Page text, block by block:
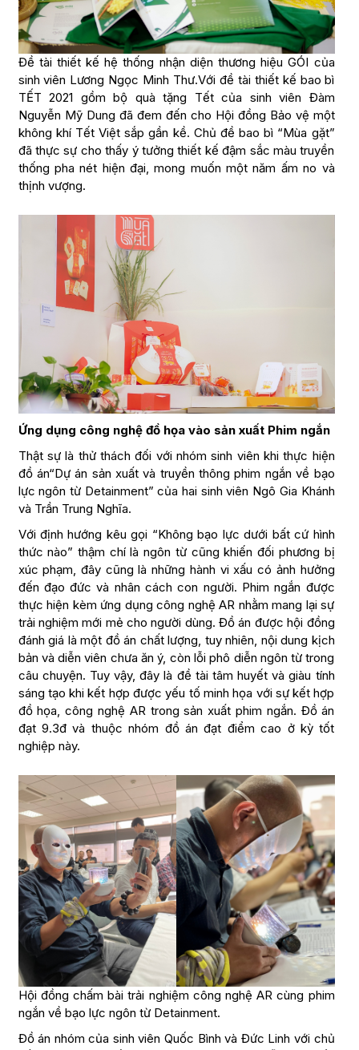
Đề tài thiết kế hệ thống nhận diện thương hiệu GÓI của
sinh viên Lương Ngọc Minh Thư.Với đề tài thiết kế bao bì
TẾT 2021 gồm bộ quà tặng Tết của sinh viên Đàm
Nguyễn Mỹ Dung đã đem đến cho Hội đồng Bảo vệ một
không khí Tết Việt sắp gần kề. Chủ đề bao bì “Mùa gặt”
đã thực sự cho thấy ý tưởng thiết kế đậm sắc màu truyền
thống pha nét hiện đại, mong muốn một năm ấm no và
thịnh vượng.
Ứng dụng công nghệ đồ họa vào sản xuất Phim ngắn
Thật sự là thử thách đối với nhóm sinh viên khi thực hiện
đồ án“Dự án sản xuất và truyền thông phim ngắn về bạo
lực ngôn từ Detainment” của hai sinh viên Ngô Gia Khánh
và Trần Trung Nghĩa.
Với định hướng kêu gọi “Không bạo lực dưới bất cứ hình
thức nào” thậm chí là ngôn từ cũng khiến đối phương bị
xúc phạm, đây cũng là những hành vi xấu có ảnh hưởng
đến đạo đức và nhân cách con người. Phim ngắn được
thực hiện kèm ứng dụng công nghệ AR nhằm mang lại sự
trải nghiệm mới mẻ cho người dùng. Đồ án được hội đồng
đánh giá là một đồ án chất lượng, tuy nhiên, nội dung kịch
bản và diễn viên chưa ăn ý, còn lỗi phô diễn ngôn từ trong
câu chuyện. Tuy vậy, đây là đề tài tâm huyết và giàu tính
sáng tạo khi kết hợp được yếu tố minh họa với sự kết hợp
đồ họa, công nghệ AR trong sản xuất phim ngắn. Đồ án
đạt 9.3đ và thuộc nhóm đồ án đạt điểm cao ở kỳ tốt
nghiệp này.
Hội đồng chấm bài trải nghiệm công nghệ AR cùng phim
ngắn về bạo lực ngôn từ Detainment.
Đồ án nhóm của sinh viên Quốc Bình và Đức Linh với chủ